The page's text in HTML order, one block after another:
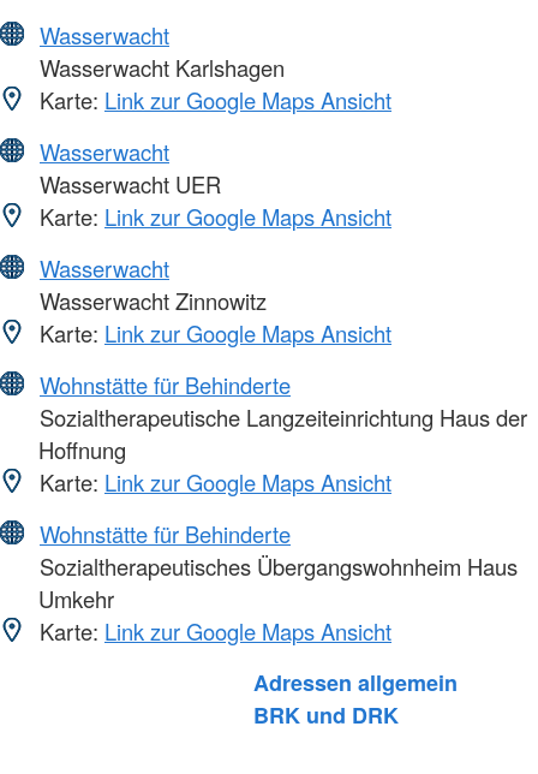
Wasserwacht
Wasserwacht Karlshagen
Karte: Link zur Google Maps Ansicht
Wasserwacht
Wasserwacht UER
Karte: Link zur Google Maps Ansicht
Wasserwacht
Wasserwacht Zinnowitz
Karte: Link zur Google Maps Ansicht
Wohnstätte für Behinderte
Sozialtherapeutische Langzeiteinrichtung Haus der
Hoffnung
Karte: Link zur Google Maps Ansicht
Wohnstätte für Behinderte
Sozialtherapeutisches Übergangswohnheim Haus
Umkehr
Karte: Link zur Google Maps Ansicht
Adressen allgemein
BRK und DRK